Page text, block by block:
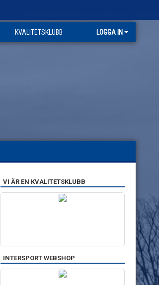
KVALITETSKLUBB LOGGA IN
VI ÄR EN KVALITETSKLUBB
INTERSPORT WEBSHOP